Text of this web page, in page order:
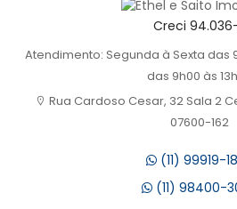
Creci
Atendimento: Segunda à Sexta das
das 9h00 às
Rua Cardoso Cesar, 32 Sala 2
07600-162
(11) 99919-
(11) 98400-